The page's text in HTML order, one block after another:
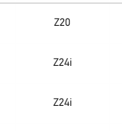
Z20
Z24i
Z24i